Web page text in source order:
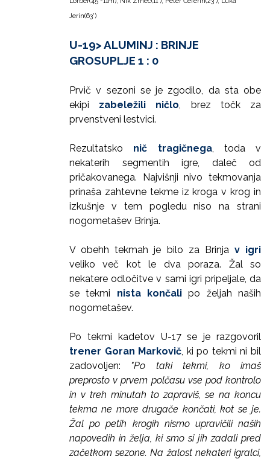
Jerin(63')
U-19> ALUMINJ : BRINJE
GROSUPLJE 1 : 0
Prvič v sezoni se je zgodilo, da sta obe
ekipi zabeležili ničlo, brez točk za
prvenstveni lestvici.
Rezultatsko nič tragičnega, toda v
nekaterih segmentih igre, daleč od
pričakovanega. Najvišnji nivo tekmovanja
prinaša zahtevne tekme iz kroga v krog in
izkušnje v tem pogledu niso na strani
nogometašev Brinja.
V obehh tekmah je bilo za Brinja v igri
veliko več kot le dva poraza. Žal so
nekatere odločitve v sami igri pripeljale, da
se tekmi nista končali po željah naših
nogometašev.
Po tekmi kadetov U-17 se je razgovoril
trener Goran Markovič, ki po tekmi ni bil
zadovoljen: "Po taki tekmi, ko imaš
preprosto v prvem polčasu vse pod kontrolo
in v treh minutah to zapraviš, se na koncu
tekma ne more drugače končati, kot se je.
Žal po petih krogih nismo upravičili naših
napovedih in želja, ki smo si jih zadali pred
začetkom sezone. Na žalost nekateri igralci,